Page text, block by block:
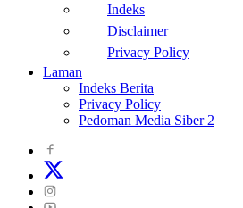
Indeks
Disclaimer
Privacy Policy
Laman
Indeks Berita
Privacy Policy
Pedoman Media Siber 2